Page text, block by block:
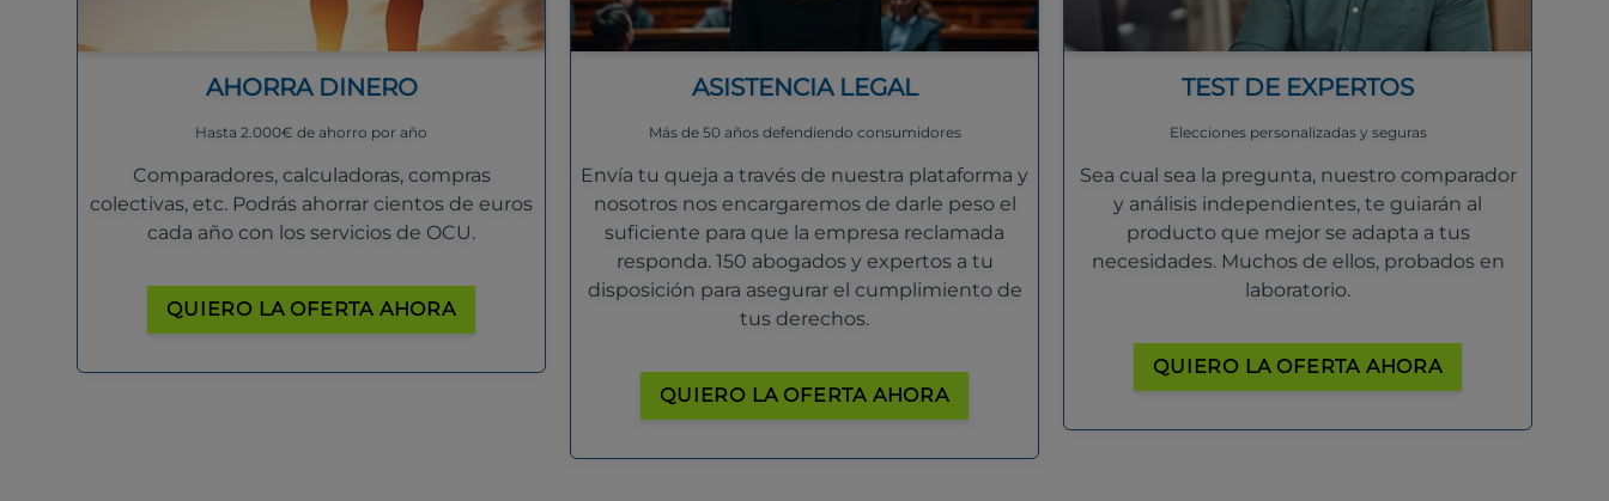
AHORRA DINERO
Hasta 2.000€ de ahorro por año
Comparadores, calculadoras, compras
colectivas, etc. Podrás ahorrar cientos de euros
cada año con los servicios de OCU.
QUIERO LA OFERTA AHORA
ASISTENCIA LEGAL
Más de 50 años defendiendo consumidores
Envía tu queja a través de nuestra plataforma y
nosotros nos encargaremos de darle peso el
suficiente para que la empresa reclamada
responda. 150 abogados y expertos a tu
disposición para asegurar el cumplimiento de
tus derechos.
QUIERO LA OFERTA AHORA
TEST DE EXPERTOS
Elecciones personalizadas y seguras
Sea cual sea la pregunta, nuestro comparador
y análisis independientes, te guiarán al
producto que mejor se adapta a tus
necesidades. Muchos de ellos, probados en
laboratorio.
QUIERO LA OFERTA AHORA